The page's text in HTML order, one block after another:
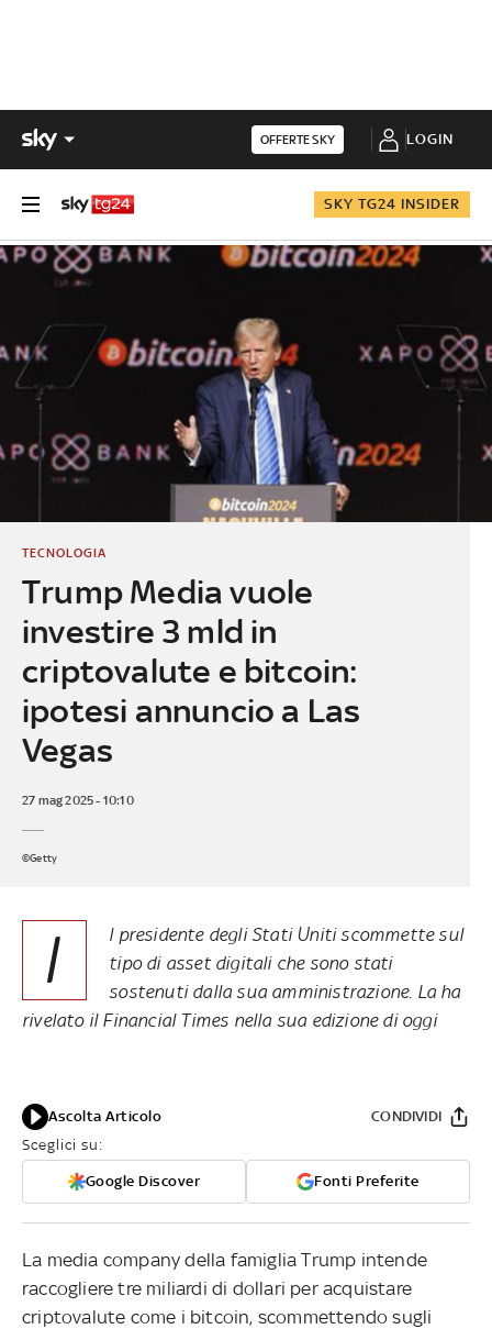
OFFERTE SKY LOGIN
SKY TG24 INSIDER
Trump Media vuole
investire 3 mld in
criptovalute e bitcoin:
ipotesi annuncio a Las
Vegas
TECNOLOGIA
27 mag 2025 - 10:10
©Getty
I
l presidente degli Stati Uniti scommette sul
tipo di asset digitali che sono stati
sostenuti dalla sua amministrazione. La ha
rivelato il Financial Times nella sua edizione di oggi
Ascolta Articolo
Sceglici su:
Google Discover Fonti Preferite
CONDIVIDI
La media company della famiglia Trump intende
raccogliere tre miliardi di dollari per acquistare
criptovalute come i bitcoin, scommettendo sugli